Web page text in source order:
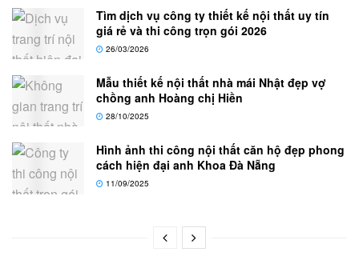
Tìm dịch vụ công ty thiết kế nội thất uy tín
giá rẻ và thi công trọn gói 2026
26/03/2026
Mẫu thiết kế nội thất nhà mái Nhật đẹp vợ
chồng anh Hoàng chị Hiền
28/10/2025
Hình ảnh thi công nội thất căn hộ đẹp phong
cách hiện đại anh Khoa Đà Nẵng
11/09/2025